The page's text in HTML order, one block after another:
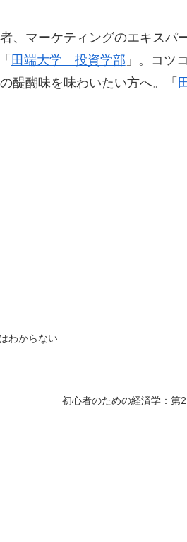
、マーケティングのエキスパ
田端大学 投資学部 」。コツ
醍醐味を味わいたい方へ。「
わからない
初心者のための経済学：第